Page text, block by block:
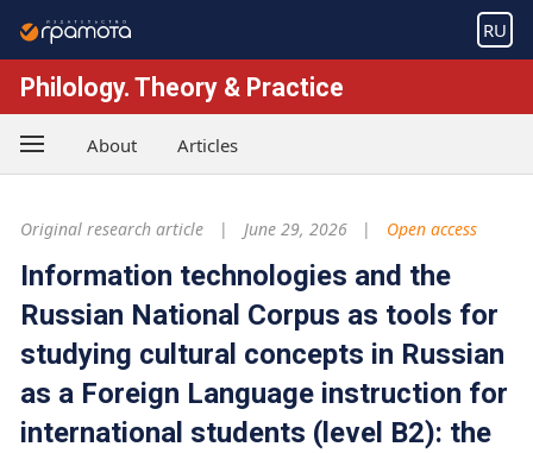
RU
Philology. Theory & Practice
About Articles
Original research article June 29, 2026 Open access
Information technologies and the
Russian National Corpus as tools for
studying cultural concepts in Russian
as a Foreign Language instruction for
international students (level B2): the